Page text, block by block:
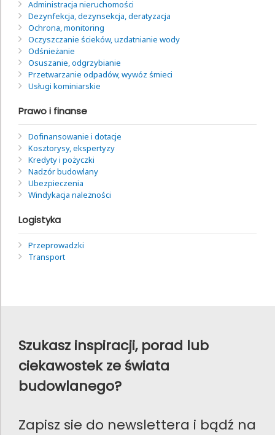
Administracja nieruchomości
Dezynfekcja, dezynsekcja, deratyzacja
Ochrona, monitoring
Oczyszczanie ścieków, uzdatnianie wody
Odśnieżanie
Osuszanie, odgrzybianie
Przetwarzanie odpadów, wywóz śmieci
Usługi kominiarskie
Prawo i finanse
Dofinansowanie i dotacje
Kosztorysy, ekspertyzy
Kredyty i pożyczki
Nadzór budowlany
Ubezpieczenia
Windykacja należności
Logistyka
Przeprowadzki
Transport
Szukasz inspiracji, porad lub
ciekawostek ze świata
budowlanego?
Zapisz sie do newslettera i bądź na